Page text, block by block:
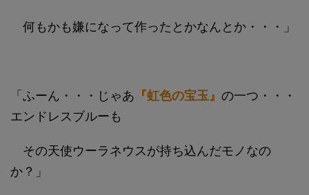
何もかも嫌になって作ったとかなんとか・・・」
「ふーん・・・じゃあ 『虹色の宝玉』 の一つ・・・
エンドレスブルーも
その天使ウーラネウスが持ち込んだモノなの
か？」